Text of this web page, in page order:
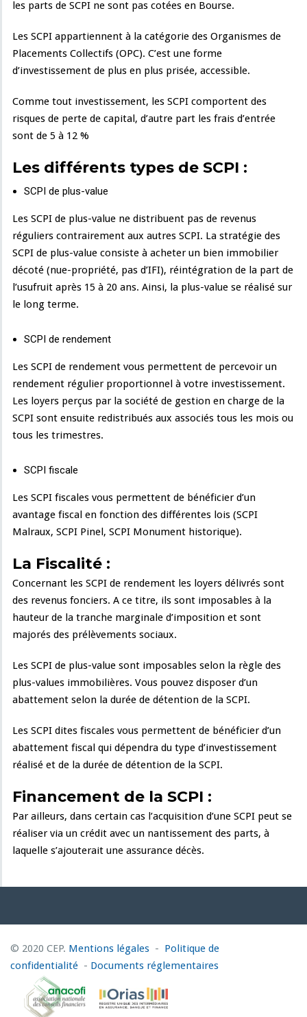
les parts de SCPI ne sont pas cotées en Bourse.
Les SCPI appartiennent à la catégorie des Organismes de
Placements Collectifs (OPC). C’est une forme
d’investissement de plus en plus prisée, accessible.
Comme tout investissement, les SCPI comportent des
risques de perte de capital, d’autre part les frais d’entrée
sont de 5 à 12 %
Les différents types de SCPI :
SCPI de plus-value
Les SCPI de plus-value ne distribuent pas de revenus
réguliers contrairement aux autres SCPI. La stratégie des
SCPI de plus-value consiste à acheter un bien immobilier
décoté (nue-propriété, pas d’IFI), réintégration de la part de
l’usufruit après 15 à 20 ans. Ainsi, la plus-value se réalisé sur
le long terme.
SCPI de rendement
Les SCPI de rendement vous permettent de percevoir un
rendement régulier proportionnel à votre investissement.
Les loyers perçus par la société de gestion en charge de la
SCPI sont ensuite redistribués aux associés tous les mois ou
tous les trimestres.
SCPI fiscale
Les SCPI fiscales vous permettent de bénéficier d’un
avantage fiscal en fonction des différentes lois (SCPI
Malraux, SCPI Pinel, SCPI Monument historique).
La Fiscalité :
Concernant les SCPI de rendement les loyers délivrés sont
des revenus fonciers. A ce titre, ils sont imposables à la
hauteur de la tranche marginale d’imposition et sont
majorés des prélèvements sociaux.
Les SCPI de plus-value sont imposables selon la règle des
plus-values immobilières. Vous pouvez disposer d’un
abattement selon la durée de détention de la SCPI.
Les SCPI dites fiscales vous permettent de bénéficier d’un
abattement fiscal qui dépendra du type d’investissement
réalisé et de la durée de détention de la SCPI.
Financement de la SCPI :
Par ailleurs, dans certain cas l’acquisition d’une SCPI peut se
réaliser via un crédit avec un nantissement des parts, à
laquelle s’ajouterait une assurance décès.
© 2020 CEP. Mentions légales - Politique de
confidentialité - Documents réglementaires